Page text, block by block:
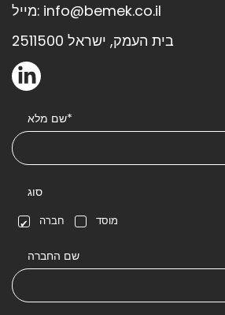
מייל: info@bemek.co.il
בית העמק, ישראל 2511500
שם מלא*
סוג
חברה מוסד
שם החברה